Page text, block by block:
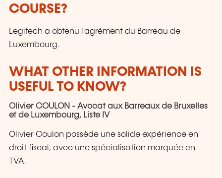
COURSE?
Legitech a obtenu l'agrément du Barreau de
Luxembourg.
WHAT OTHER INFORMATION IS
USEFUL TO KNOW?
Olivier COULON - Avocat aux Barreaux de Bruxelles
et de Luxembourg, Liste IV
Olivier Coulon possède une solide expérience en
droit fiscal, avec une spécialisation marquée en
TVA.